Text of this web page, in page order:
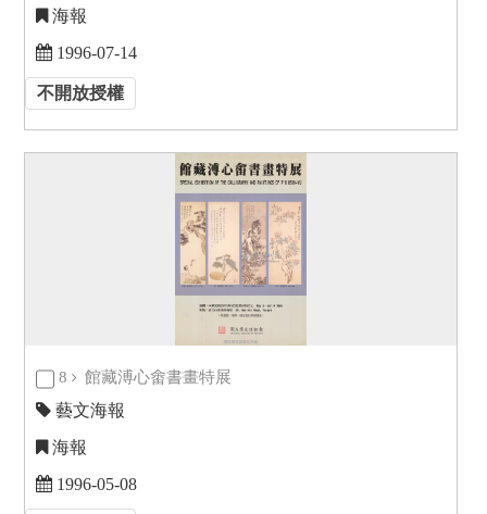
海報
1996-07-14
不開放授權
8 館藏溥心畬書畫特展
藝文海報
海報
1996-05-08